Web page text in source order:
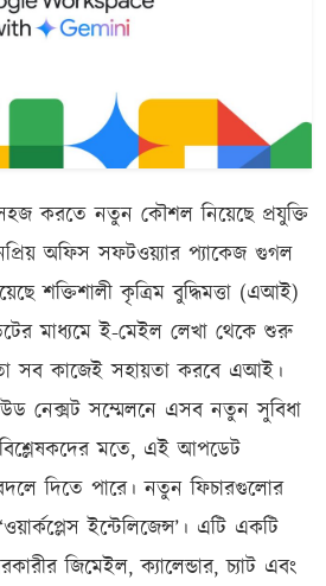
করতে নতুন কৌশল নিয়েছে প্রযুক্তি
অফিস সফটওয়্যার প্যাকেজ গুগল
শক্তিশালী কৃত্রিম বুদ্ধিমত্তা (এআই)
মাধ্যমে ই-মেইল লেখা থেকে শুরু
সব কাজেই সহায়তা করবে এআই।
নেক্সট সম্মেলনে এসব নতুন সুবিধা
মতে, এই আপডেট
দিতে পারে। নতুন ফিচারগুলোর
ইন্টেলিজেন্স’। এটি একটি
জিমেইল, ক্যালেন্ডার, চ্যাট এবং